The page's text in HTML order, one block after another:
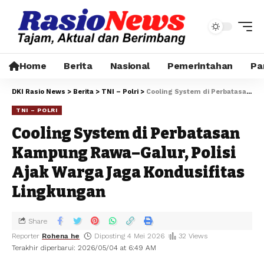
Home Berita Nasional Pemerintahan
DKI Rasio News > Berita > TNI – Polri > Cooling System di Perbatasan Kampung Rawa–Galur, Polisi Ajak Warga Jaga Kondusifitas Lingkungan
TNI – POLRI
Cooling System di Perbatasan
Kampung Rawa–Galur, Polisi
Ajak Warga Jaga Kondusifitas
Lingkungan
Terakhir diperbarui: 2026/05/04 at 6:49 AM
Reporter Rohena he Diposting 4 Mei 2026 32 Views
Share